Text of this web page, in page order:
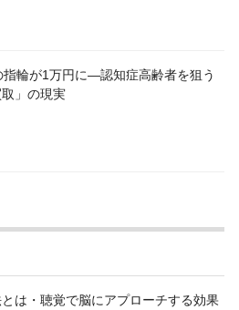
指輪が1万円に―認知症高齢者を狙う
取」の現実
は・聴覚で脳にアプローチする効果